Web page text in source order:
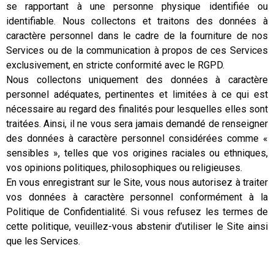
se rapportant à une personne physique identifiée ou
identifiable. Nous collectons et traitons des données à
caractère personnel dans le cadre de la fourniture de nos
Services ou de la communication à propos de ces Services
exclusivement, en stricte conformité avec le RGPD.
Nous collectons uniquement des données à caractère
personnel adéquates, pertinentes et limitées à ce qui est
nécessaire au regard des finalités pour lesquelles elles sont
traitées. Ainsi, il ne vous sera jamais demandé de renseigner
des données à caractère personnel considérées comme «
sensibles », telles que vos origines raciales ou ethniques,
vos opinions politiques, philosophiques ou religieuses.
En vous enregistrant sur le Site, vous nous autorisez à traiter
vos données à caractère personnel conformément à la
Politique de Confidentialité. Si vous refusez les termes de
cette politique, veuillez-vous abstenir d’utiliser le Site ainsi
que les Services.